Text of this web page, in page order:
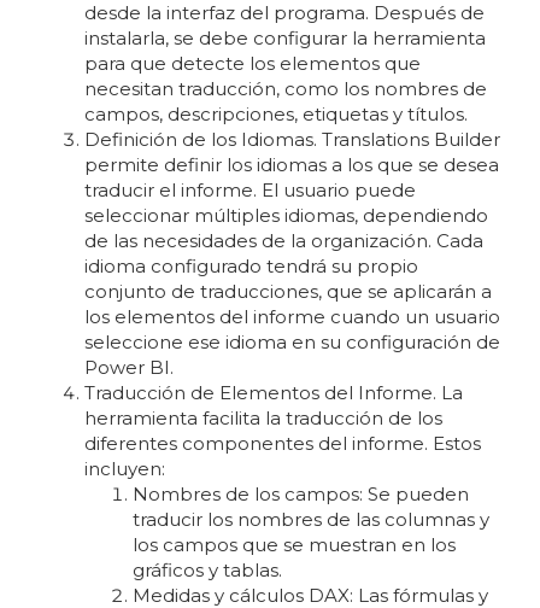
desde la interfaz del programa. Después de
instalarla, se debe configurar la herramienta
para que detecte los elementos que
necesitan traducción, como los nombres de
campos, descripciones, etiquetas y títulos.
Definición de los Idiomas. Translations Builder
permite definir los idiomas a los que se desea
traducir el informe. El usuario puede
seleccionar múltiples idiomas, dependiendo
de las necesidades de la organización. Cada
idioma configurado tendrá su propio
conjunto de traducciones, que se aplicarán a
los elementos del informe cuando un usuario
seleccione ese idioma en su configuración de
Power BI.
Traducción de Elementos del Informe. La
herramienta facilita la traducción de los
diferentes componentes del informe. Estos
incluyen:
Nombres de los campos: Se pueden
traducir los nombres de las columnas y
los campos que se muestran en los
gráficos y tablas.
Medidas y cálculos DAX: Las fórmulas y